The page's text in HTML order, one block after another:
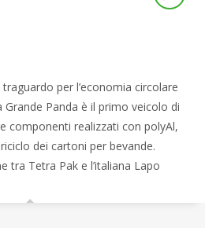
per l’economia circolare
Panda è il primo veicolo di
componenti realizzati con polyAl,
dei cartoni per bevande.
tra Tetra Pak e l’italiana Lapo